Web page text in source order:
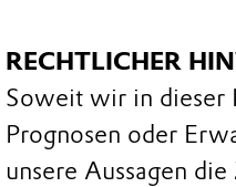
RECHTLICHER
Soweit wir in dieser
Prognosen oder
unsere Aussagen